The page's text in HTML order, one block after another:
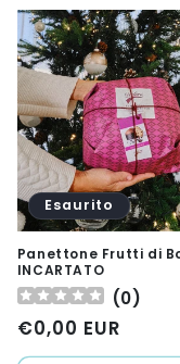
Esaurito
Panettone Frutti di
INCARTATO
(0)
Prezzo
di
€0,00 EUR